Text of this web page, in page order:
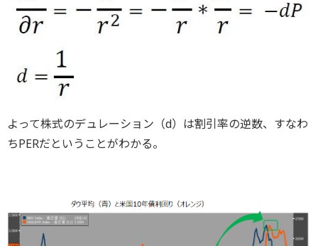
よって株式のデュレーション（d）は割引率の逆数、すなわ
ちPERだということがわかる。